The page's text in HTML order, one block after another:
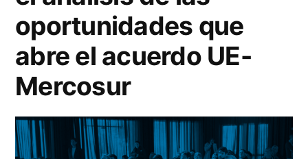
oportunidades que
abre el acuerdo UE-
Mercosur